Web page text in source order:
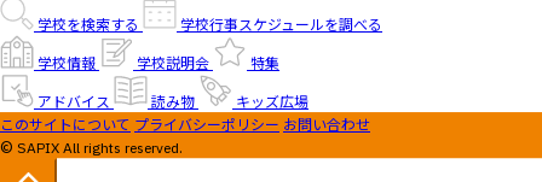
学校を検索する
学校行事スケジュールを調べる
学校情報
学校説明会
特集
アドバイス
読み物
キッズ広場
このサイトについて プライバシーポリシー お問い合わせ
© SAPIX All rights reserved.